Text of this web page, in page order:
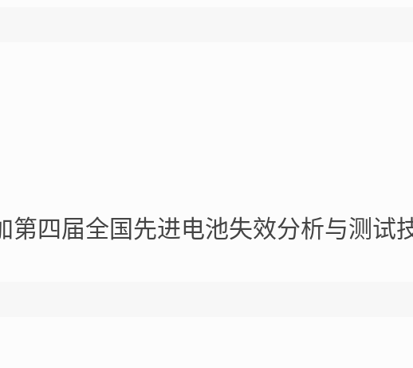
四届全国先进电池失效分析与测试